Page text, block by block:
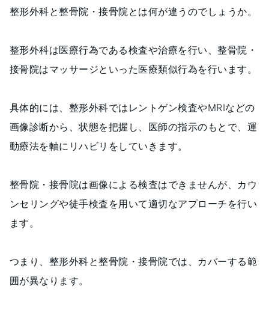
整形外科と整骨院・接骨院とは何が違うのでしょうか。
整形外科は医療行為である検査や治療を行い、整骨院・
接骨院はマッサージといった医療類似行為を行います。
具体的には、整形外科ではレントゲン検査やMRIなどの
画像診断から、状態を把握し、医師の指示のもとで、運
動療法を軸にリハビリをしていきます。
整骨院・接骨院は画像による検査はできませんが、カウ
ンセリングや徒手検査を用いて適切なアプローチを行い
ます。
つまり、整形外科と整骨院・接骨院では、カバーする範
囲が異なります。